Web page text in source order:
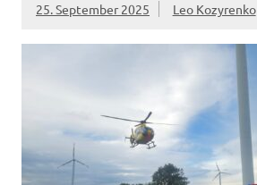
25. September 2025 Leo Kozyrenko